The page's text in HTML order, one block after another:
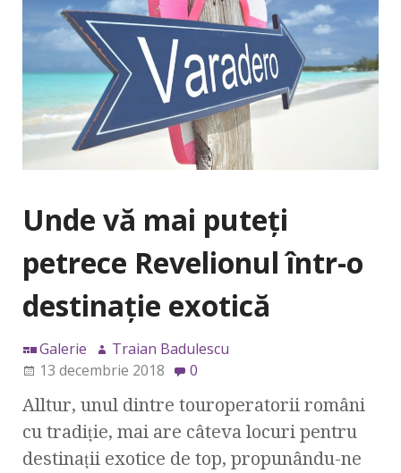
Unde vă mai puteți
petrece Revelionul într-o
destinație exotică
Galerie
Traian Badulescu
13 decembrie 2018
0
Alltur, unul dintre touroperatorii români
cu tradiție, mai are câteva locuri pentru
destinații exotice de top, propunându-ne